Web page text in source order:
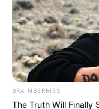
Redes Sociales
Por:Diego
Julio 29, 2022
BRAINBERRIES
The Truth Will Finally